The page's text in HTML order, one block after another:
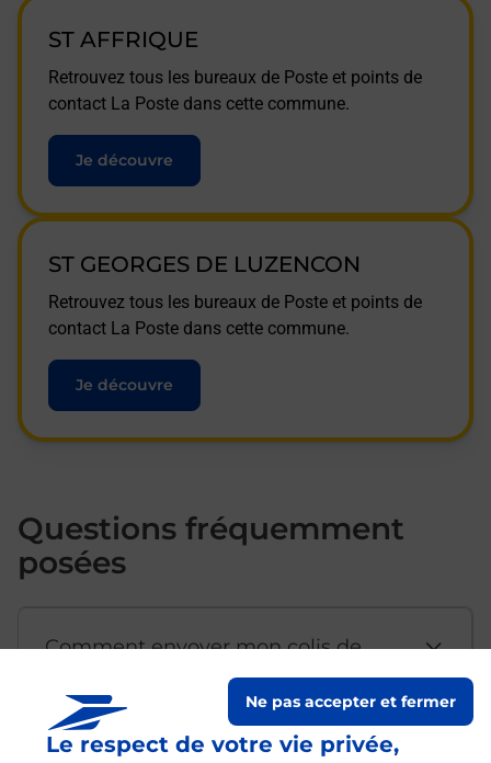
Le respect de votre vie privée,
Ne pas accepter et fermer
ST AFFRIQUE
Retrouvez tous les bureaux de Poste et points de
contact La Poste dans cette commune.
Je découvre
ST GEORGES DE LUZENCON
Retrouvez tous les bureaux de Poste et points de
contact La Poste dans cette commune.
Je découvre
Questions fréquemment
posées
Comment envoyer mon colis de